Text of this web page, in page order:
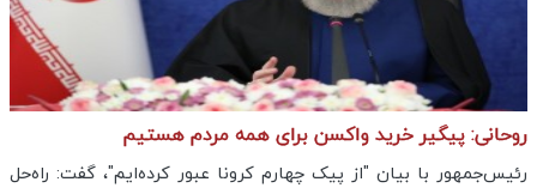
روحانی: پیگیر خرید واکسن برای همه مردم هستیم
رئیس‌جمهور با بیان "از پیک چهارم کرونا عبور کرده‌ایم"، گفت: راه‌حل